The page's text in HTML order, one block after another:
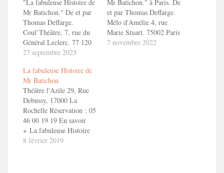
"La fabuleuse Histoire de
Mr Batichon." De et par
Thomas Deffarge.
Coul’Théâtre, 7, rue du
Général Leclerc. 77 120
Coulommiers/
69 18 ou
https://www.coultheatre.fr
27 septembre 2023
Mr Batichon." à Paris. De
et par Thomas Deffarge.
Mélo d'Amélie 4, rue
Marie Stuart. 75002 Paris
Les dimanches 13 et 27
7 novembre 2022
La fabuleuse Histoire de
Mr Batichon
Théâtre l'Azile 29, Rue
Debussy, 17000 La
Rochelle Réservation : 05
46 00 19 19 En savoir
+ La fabuleuse Histoire
de Mr Batichon Bande
8 février 2019